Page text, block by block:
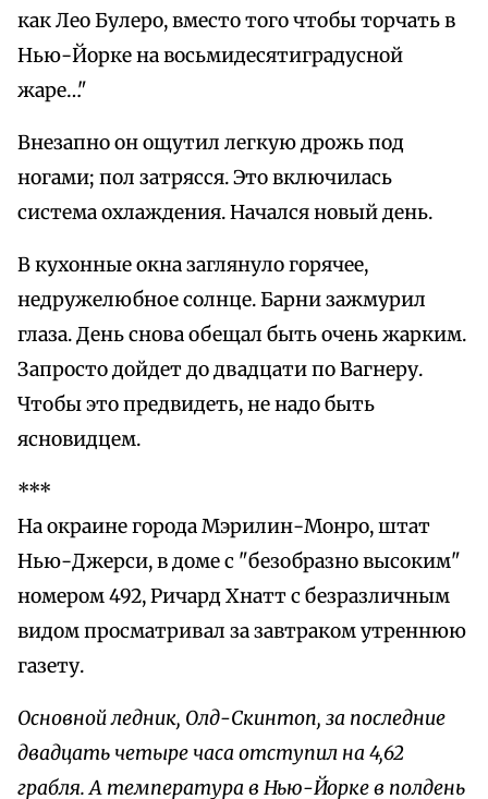
как Лео Булеро, вместо того чтобы торчать в
Нью-Йорке на восьмидесятиградусной
жаре…"
Внезапно он ощутил легкую дрожь под
ногами; пол затрясся. Это включилась
система охлаждения. Начался новый день.
В кухонные окна заглянуло горячее,
недружелюбное солнце. Барни зажмурил
глаза. День снова обещал быть очень жарким.
Запросто дойдет до двадцати по Вагнеру.
Чтобы это предвидеть, не надо быть
ясновидцем.
***
На окраине города Мэрилин-Монро, штат
Нью-Джерси, в доме с "безобразно высоким"
номером 492, Ричард Хнатт с безразличным
видом просматривал за завтраком утреннюю
газету.
Основной ледник, Олд-Скинтоп, за последние
двадцать четыре часа отступил на 4,62
грабля. А температура в Нью-Йорке в полдень